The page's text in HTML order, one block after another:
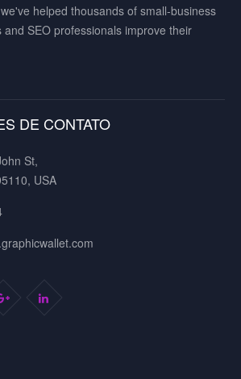
helped thousands of small-business
SEO professionals improve their
DE CONTATO
St,
USA